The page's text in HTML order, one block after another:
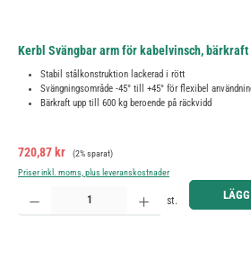
Kerbl Svängbar arm för kabelvinsch,
Stabil stålkonstruktion lackerad i rött
Svängningsområde -45° till +45° för flexibel
Bärkraft upp till 600 kg beroende på räckvidd
Försäljningspris:
720,87 kr Ordinarie pris:
(2% sparat)
Priser inkl. moms, plus leveranskostnader
Produktkvantitet: Ange önskat belopp eller använd
st.